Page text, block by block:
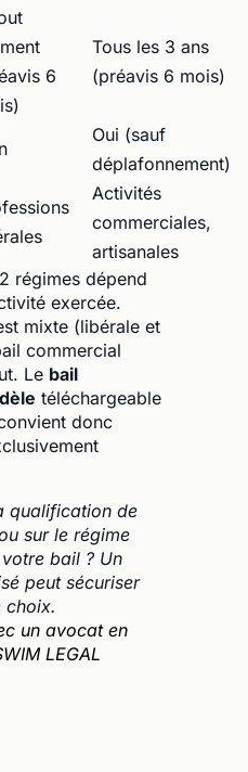
6
Tous les 3 ans
(préavis 6 mois)
Oui (sauf
déplafonnement)
Activités
commerciales,
artisanales
régimes dépend
exercée.
mixte (libérale et
commercial
Le bail
téléchargeable
donc
qualification de
sur le régime
bail ? Un
peut sécuriser
choix.
un avocat en
LEGAL